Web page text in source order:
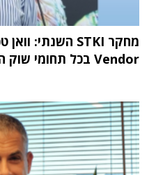
Vendor בכל תחומי שוק ה-IT